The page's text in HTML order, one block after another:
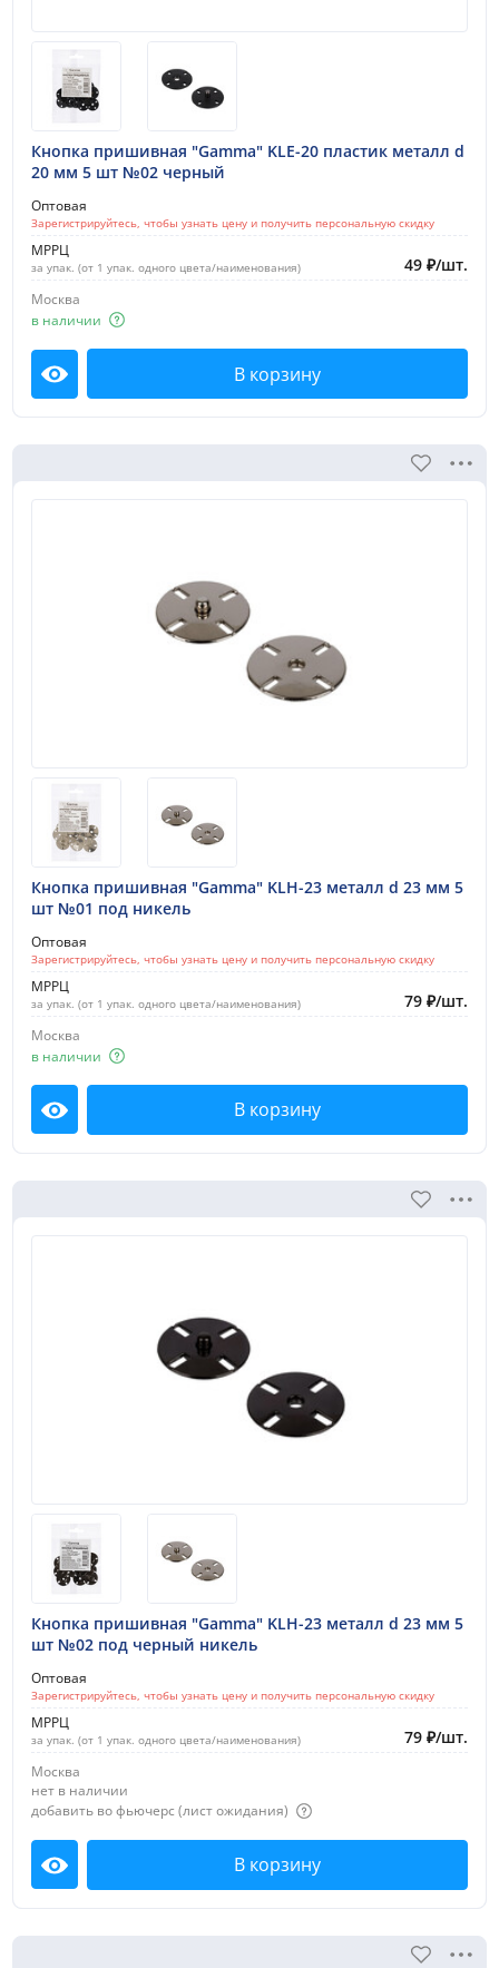
Кнопка пришивная "Gamma" KLE-20 пластик металл d
20 мм 5 шт №02 черный
Оптовая
Зарегистрируйтесь, чтобы узнать цену и получить персональную скидку
МРРЦ
за упак. (от 1 упак. одного цвета/наименования) 49 ₽/шт.
Москва
в наличии
Посмотреть В корзину
Кнопка пришивная "Gamma" KLH-23 металл d 23 мм 5
шт №01 под никель
Оптовая
Зарегистрируйтесь, чтобы узнать цену и получить персональную скидку
МРРЦ
за упак. (от 1 упак. одного цвета/наименования) 79 ₽/шт.
Москва
в наличии
Посмотреть В корзину
Кнопка пришивная "Gamma" KLH-23 металл d 23 мм 5
шт №02 под черный никель
Оптовая
Зарегистрируйтесь, чтобы узнать цену и получить персональную скидку
МРРЦ
за упак. (от 1 упак. одного цвета/наименования) 79 ₽/шт.
Москва
нет в наличии
добавить во фьючерс (лист ожидания)
Посмотреть В корзину